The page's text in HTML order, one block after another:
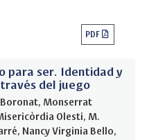
PDF
para ser. Identidad y
del juego
Boronat, Monserrat
Olesti, M.
Nancy Virginia Bello,